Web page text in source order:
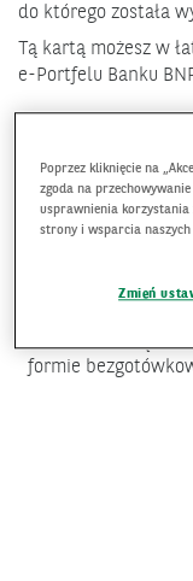
do którego została
Tą kartą możesz w
e-Portfelu Banku
KORZYŚCI
Idealne narzędzie
formie
Poprzez kliknięcie na
zgoda na
usprawnienia
strony i wsparcia naszych
Zmień